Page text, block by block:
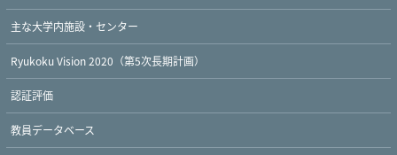
主な大学内施設・センター
Ryukoku Vision 2020（第5次長期計画）
認証評価
教員データベース